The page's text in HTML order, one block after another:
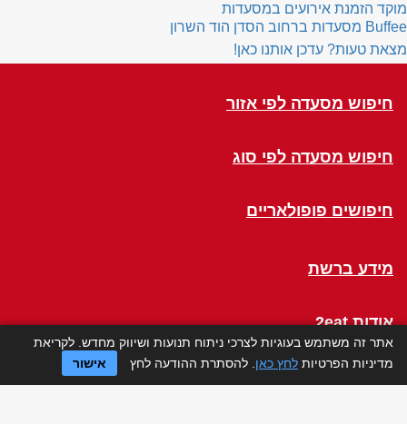
מוקד הזמנת אירועים במסעדות
Buffee מסעדות ברחוב הסדן הוד השרון
מצאת טעות? עדכן אותנו כאן!
חיפוש מסעדה לפי אזור
חיפוש מסעדה לפי סוג
חיפושים פופולאריים
מידע ברשת
אודות 2eat
Click a Table
אתר זה משתמש בעוגיות לצרכי ניתוח תנועות ושיווק מחדש. לקריאת
מדיניות הפרטיות לחץ כאן . להסתרת ההודעה לחץ אישור